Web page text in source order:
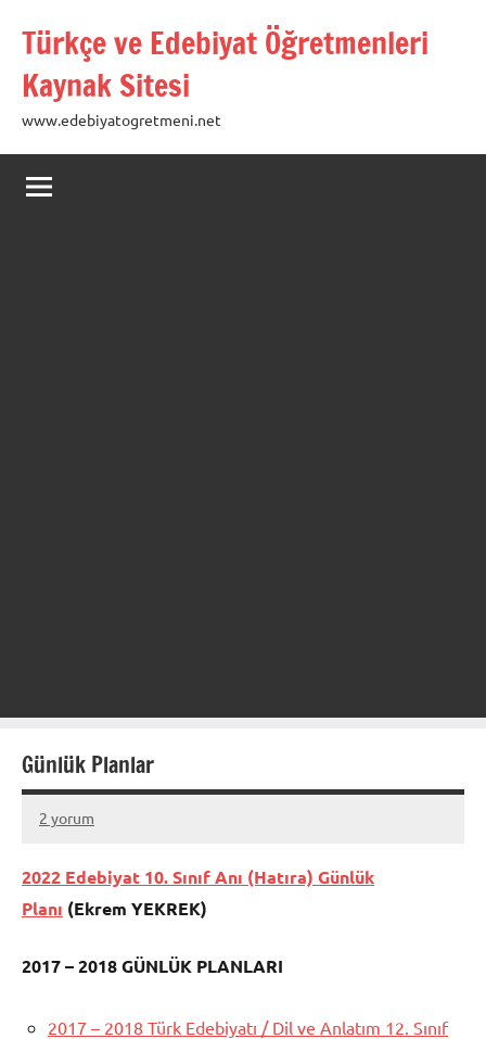
Türkçe ve Edebiyat Öğretmenleri
Kaynak Sitesi
www.edebiyatogretmeni.net
Günlük Planlar
08
2013
admin
2 yorum
2022 Edebiyat 10. Sınıf Anı (Hatıra) Günlük
Planı (Ekrem YEKREK)
2017 – 2018 GÜNLÜK PLANLARI
2017 – 2018 Türk Edebiyatı / Dil ve Anlatım 12. Sınıf